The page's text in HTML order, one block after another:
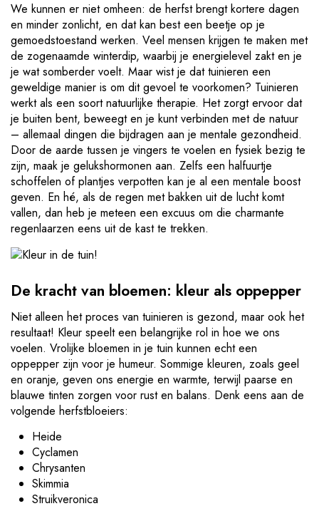
We kunnen er niet omheen: de herfst brengt kortere dagen
en minder zonlicht, en dat kan best een beetje op je
gemoedstoestand werken. Veel mensen krijgen te maken met
de zogenaamde winterdip, waarbij je energielevel zakt en je
je wat somberder voelt. Maar wist je dat tuinieren een
geweldige manier is om dit gevoel te voorkomen? Tuinieren
werkt als een soort natuurlijke therapie. Het zorgt ervoor dat
je buiten bent, beweegt en je kunt verbinden met de natuur
– allemaal dingen die bijdragen aan je mentale gezondheid.
Door de aarde tussen je vingers te voelen en fysiek bezig te
zijn, maak je gelukshormonen aan. Zelfs een halfuurtje
schoffelen of plantjes verpotten kan je al een mentale boost
geven. En hé, als de regen met bakken uit de lucht komt
vallen, dan heb je meteen een excuus om die charmante
regenlaarzen eens uit de kast te trekken.
De kracht van bloemen: kleur als oppepper
Niet alleen het proces van tuinieren is gezond, maar ook het
resultaat! Kleur speelt een belangrijke rol in hoe we ons
voelen. Vrolijke bloemen in je tuin kunnen echt een
oppepper zijn voor je humeur. Sommige kleuren, zoals geel
en oranje, geven ons energie en warmte, terwijl paarse en
blauwe tinten zorgen voor rust en balans. Denk eens aan de
volgende herfstbloeiers:
Heide
Cyclamen
Chrysanten
Skimmia
Struikveronica